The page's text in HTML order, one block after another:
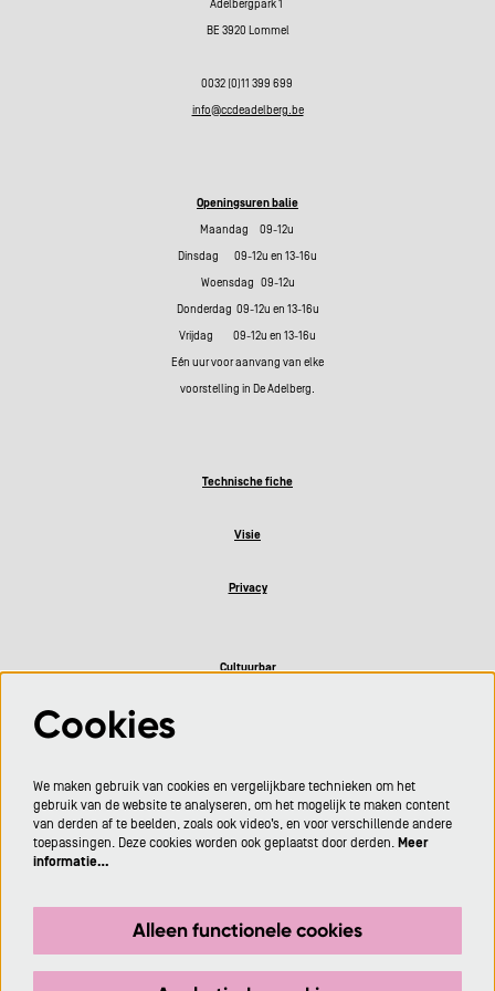
Adelbergpark 1
BE 3920 Lommel
0032 (0)11 399 699
info@ccdeadelberg.be
Openingsuren balie
Maandag 09-12u
Dinsdag 09-12u en 13-16u
Woensdag 09-12u
Donderdag 09-12u en 13-16u
Vrijdag 09-12u en 13-16u
Eén uur voor aanvang van elke
voorstelling in De Adelberg.
Technische fiche
Visie
Privacy
Cultuurbar
Aanmelden
Cookies
We maken gebruik van cookies en vergelijkbare technieken om het
gebruik van de website te analyseren, om het mogelijk te maken content
van derden af te beelden, zoals ook video’s, en voor verschillende andere
toepassingen. Deze cookies worden ook geplaatst door derden. Meer
informatie…
Alleen functionele cookies